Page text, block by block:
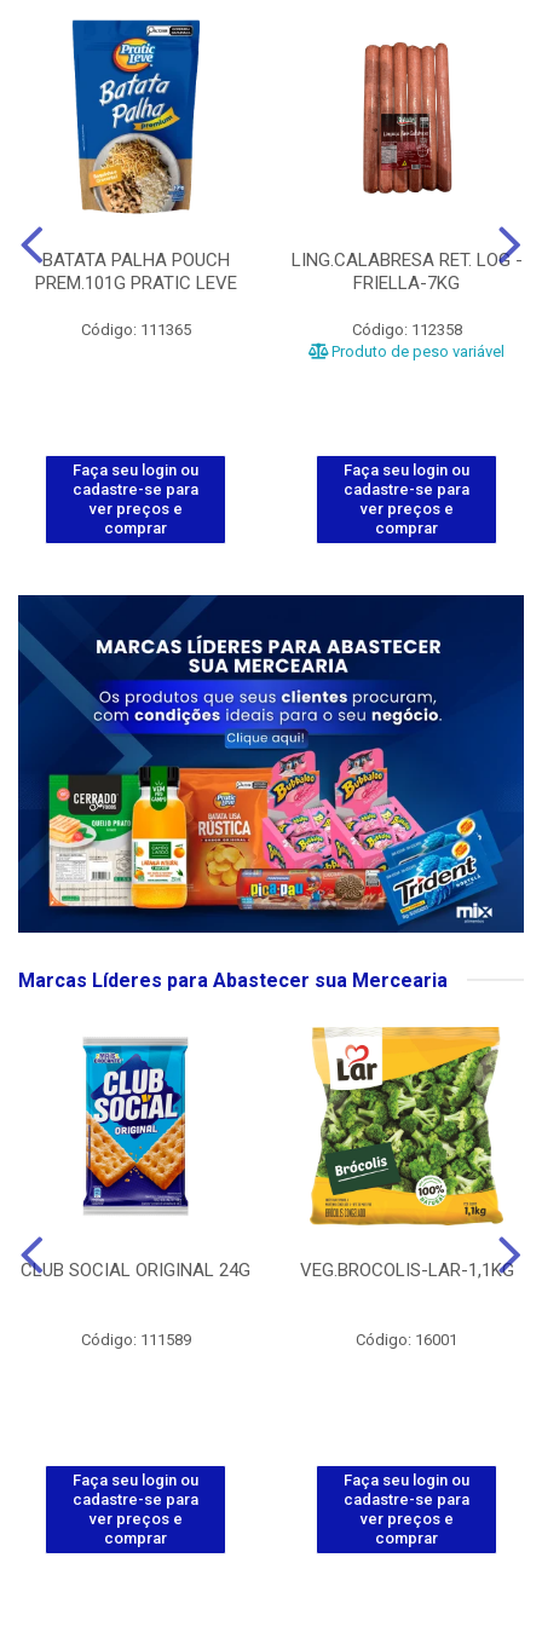
BATATA PALHA POUCH
PREM.101G PRATIC LEVE
Código: 111365
Faça seu login ou
cadastre-se para
ver preços e
comprar
LING.CALABRESA RET. LOG -
FRIELLA-7KG
Código: 112358
Produto de peso variável
Faça seu login ou
cadastre-se para
ver preços e
comprar
Marcas Líderes para Abastecer sua Mercearia
CLUB SOCIAL ORIGINAL 24G
Código: 111589
Faça seu login ou
cadastre-se para
ver preços e
comprar
VEG.BROCOLIS-LAR-1,1KG
Código: 16001
Faça seu login ou
cadastre-se para
ver preços e
comprar